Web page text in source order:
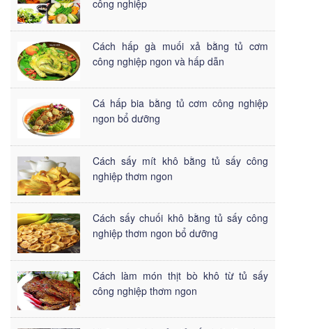
công nghiệp
Cách hấp gà muối xả bằng tủ cơm
công nghiệp ngon và hấp dẫn
Cá hấp bia bằng tủ cơm công nghiệp
ngon bổ dưỡng
Cách sấy mít khô bằng tủ sấy công
nghiệp thơm ngon
Cách sấy chuối khô bằng tủ sấy công
nghiệp thơm ngon bổ dưỡng
Cách làm món thịt bò khô từ tủ sấy
công nghiệp thơm ngon